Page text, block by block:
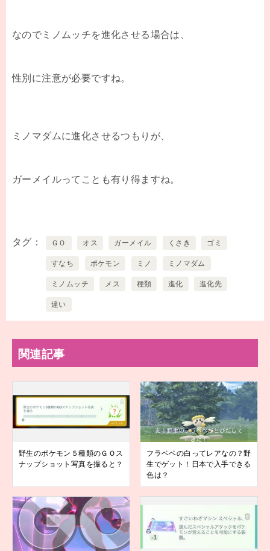
なのでミノムッチを進化させる場合は、
性別に注意が必要ですね。
ミノマダムに進化させるつもりが、
ガーメイルってことも有り得ますね。
タグ ＧＯ オス ガーメイル くさき ゴミ
すなち ポケモン ミノ ミノマダム
ミノムッチ メス 種類 進化 進化先
違い
関連記事
野生のポケモン５種類のＧＯス
ナップショット写真を撮ると？
フラベベの白ってレアなの？野
生でゲット！日本で入手できる
色は？